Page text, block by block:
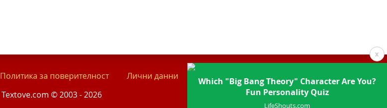
x
Which "Big Bang Theory" Character Are You?
Fun Personality Quiz
LifeShouts.com
Политика за поверителност Лични данни
Контакти
Textove.com © 2003 - 2026